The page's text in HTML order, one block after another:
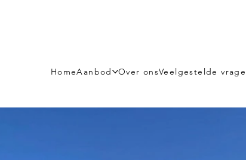
HomeAanbod Over onsVeelgestelde